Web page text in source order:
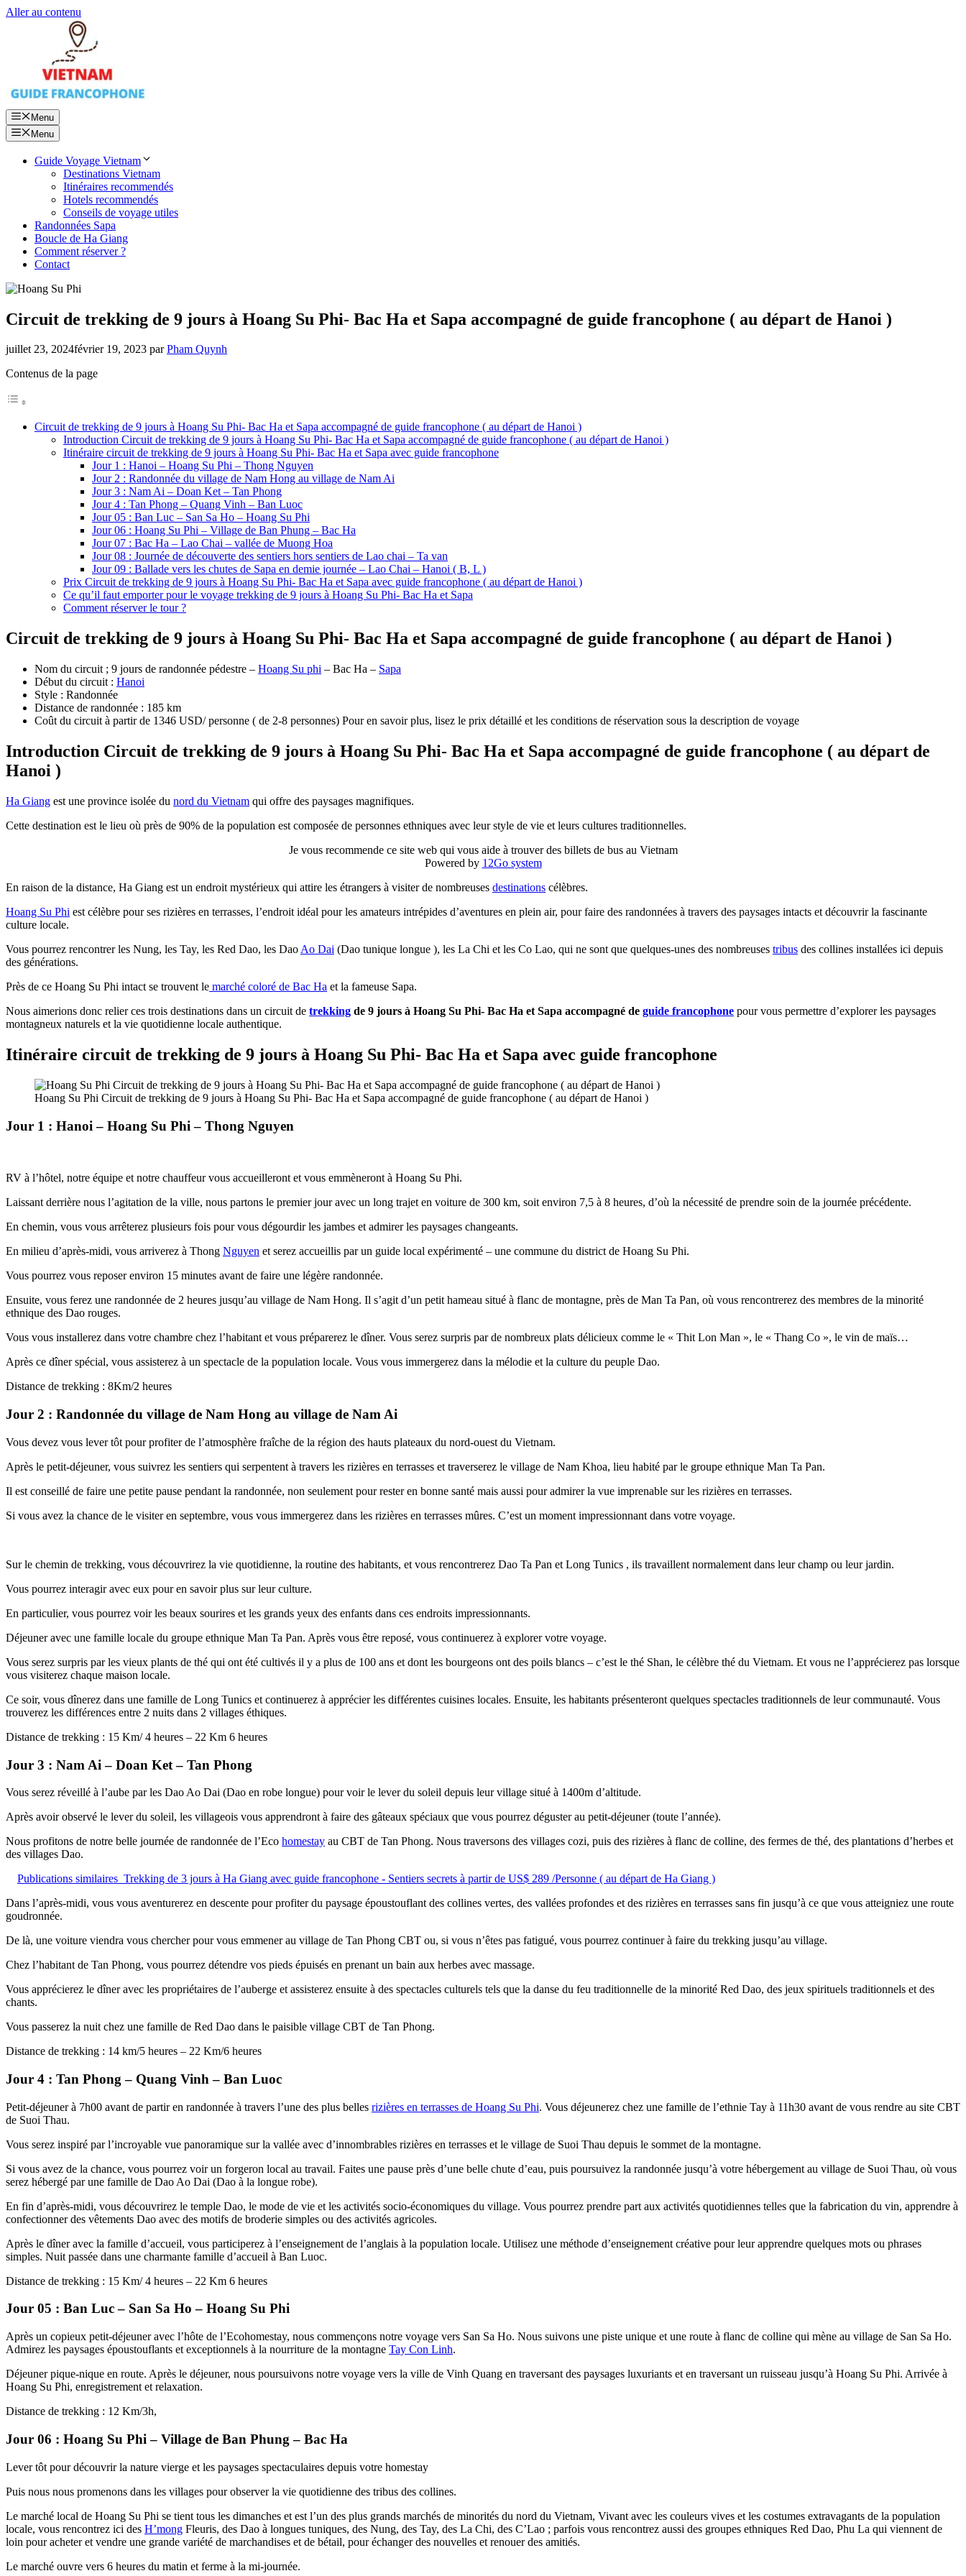
Aller au contenu
Menu
Menu
Guide Voyage Vietnam
Destinations Vietnam
Itinéraires recommendés
Hotels recommendés
Conseils de voyage utiles
Randonnées Sapa
Boucle de Ha Giang
Comment réserver ?
Contact
Circuit de trekking de 9 jours à Hoang Su Phi- Bac Ha et Sapa accompagné de guide francophone ( au départ de Hanoi )
juillet 23, 2024février 19, 2023 parPham Quynh
Contenus de la page
Circuit de trekking de 9 jours à Hoang Su Phi- Bac Ha et Sapa accompagné de guide francophone ( au départ de Hanoi )
Introduction Circuit de trekking de 9 jours à Hoang Su Phi- Bac Ha et Sapa accompagné de guide francophone ( au départ de Hanoi )
Itinéraire circuit de trekking de 9 jours à Hoang Su Phi- Bac Ha et Sapa avec guide francophone
Jour 1 : Hanoi – Hoang Su Phi – Thong Nguyen
Jour 2 : Randonnée du village de Nam Hong au village de Nam Ai
Jour 3 : Nam Ai – Doan Ket – Tan Phong
Jour 4 : Tan Phong – Quang Vinh – Ban Luoc
Jour 05 : Ban Luc – San Sa Ho – Hoang Su Phi
Jour 06 : Hoang Su Phi – Village de Ban Phung – Bac Ha
Jour 07 : Bac Ha – Lao Chai – vallée de Muong Hoa
Jour 08 : Journée de découverte des sentiers hors sentiers de Lao chai – Ta van
Jour 09 : Ballade vers les chutes de Sapa en demie journée – Lao Chai – Hanoi ( B, L )
Prix Circuit de trekking de 9 jours à Hoang Su Phi- Bac Ha et Sapa avec guide francophone ( au départ de Hanoi )
Ce qu’il faut emporter pour le voyage trekking de 9 jours à Hoang Su Phi- Bac Ha et Sapa
Comment réserver le tour ?
Circuit de trekking de 9 jours à Hoang Su Phi- Bac Ha et Sapa accompagné de guide francophone ( au départ de Hanoi )
Nom du circuit ; 9 jours de randonnée pédestre – Hoang Su phi – Bac Ha – Sapa
Début du circuit : Hanoi
Style : Randonnée
Distance de randonnée : 185 km
Coût du circuit à partir de 1346 USD/ personne ( de 2-8 personnes) Pour en savoir plus, lisez le prix détaillé et les conditions de réservation sous la description de voyage
Introduction Circuit de trekking de 9 jours à Hoang Su Phi- Bac Ha et Sapa accompagné de guide francophone ( au départ de
Hanoi )
Ha Giang est une province isolée du nord du Vietnam qui offre des paysages magnifiques.
Cette destination est le lieu où près de 90% de la population est composée de personnes ethniques avec leur style de vie et leurs cultures traditionnelles.
Je vous recommende ce site web qui vous aide à trouver des billets de bus au Vietnam
Powered by 12Go system
En raison de la distance, Ha Giang est un endroit mystérieux qui attire les étrangers à visiter de nombreuses destinations célèbres.
Hoang Su Phi est célèbre pour ses rizières en terrasses, l’endroit idéal pour les amateurs intrépides d’aventures en plein air, pour faire des randonnées à travers des paysages intacts et découvrir la fascinante
culture locale.
Vous pourrez rencontrer les Nung, les Tay, les Red Dao, les Dao Ao Dai (Dao tunique longue ), les La Chi et les Co Lao, qui ne sont que quelques-unes des nombreuses tribus des collines installées ici depuis
des générations.
Près de ce Hoang Su Phi intact se trouvent le marché coloré de Bac Ha et la fameuse Sapa.
Nous aimerions donc relier ces trois destinations dans un circuit de trekking de 9 jours à Hoang Su Phi- Bac Ha et Sapa accompagné de guide francophone pour vous permettre d’explorer les paysages
montagneux naturels et la vie quotidienne locale authentique.
Itinéraire circuit de trekking de 9 jours à Hoang Su Phi- Bac Ha et Sapa avec guide francophone
Hoang Su Phi Circuit de trekking de 9 jours à Hoang Su Phi- Bac Ha et Sapa accompagné de guide francophone ( au départ de Hanoi )
Jour 1 : Hanoi – Hoang Su Phi – Thong Nguyen
RV à l’hôtel, notre équipe et notre chauffeur vous accueilleront et vous emmèneront à Hoang Su Phi.
Laissant derrière nous l’agitation de la ville, nous partons le premier jour avec un long trajet en voiture de 300 km, soit environ 7,5 à 8 heures, d’où la nécessité de prendre soin de la journée précédente.
En chemin, vous vous arrêterez plusieurs fois pour vous dégourdir les jambes et admirer les paysages changeants.
En milieu d’après-midi, vous arriverez à Thong Nguyen et serez accueillis par un guide local expérimenté – une commune du district de Hoang Su Phi.
Vous pourrez vous reposer environ 15 minutes avant de faire une légère randonnée.
Ensuite, vous ferez une randonnée de 2 heures jusqu’au village de Nam Hong. Il s’agit d’un petit hameau situé à flanc de montagne, près de Man Ta Pan, où vous rencontrerez des membres de la minorité
ethnique des Dao rouges.
Vous vous installerez dans votre chambre chez l’habitant et vous préparerez le dîner. Vous serez surpris par de nombreux plats délicieux comme le « Thit Lon Man », le « Thang Co », le vin de maïs…
Après ce dîner spécial, vous assisterez à un spectacle de la population locale. Vous vous immergerez dans la mélodie et la culture du peuple Dao.
Distance de trekking : 8Km/2 heures
Jour 2 : Randonnée du village de Nam Hong au village de Nam Ai
Vous devez vous lever tôt pour profiter de l’atmosphère fraîche de la région des hauts plateaux du nord-ouest du Vietnam.
Après le petit-déjeuner, vous suivrez les sentiers qui serpentent à travers les rizières en terrasses et traverserez le village de Nam Khoa, lieu habité par le groupe ethnique Man Ta Pan.
Il est conseillé de faire une petite pause pendant la randonnée, non seulement pour rester en bonne santé mais aussi pour admirer la vue imprenable sur les rizières en terrasses.
Si vous avez la chance de le visiter en septembre, vous vous immergerez dans les rizières en terrasses mûres. C’est un moment impressionnant dans votre voyage.
Sur le chemin de trekking, vous découvrirez la vie quotidienne, la routine des habitants, et vous rencontrerez Dao Ta Pan et Long Tunics , ils travaillent normalement dans leur champ ou leur jardin.
Vous pourrez interagir avec eux pour en savoir plus sur leur culture.
En particulier, vous pourrez voir les beaux sourires et les grands yeux des enfants dans ces endroits impressionnants.
Déjeuner avec une famille locale du groupe ethnique Man Ta Pan. Après vous être reposé, vous continuerez à explorer votre voyage.
Vous serez surpris par les vieux plants de thé qui ont été cultivés il y a plus de 100 ans et dont les bourgeons ont des poils blancs – c’est le thé Shan, le célèbre thé du Vietnam. Et vous ne l’apprécierez pas lorsque
vous visiterez chaque maison locale.
Ce soir, vous dînerez dans une famille de Long Tunics et continuerez à apprécier les différentes cuisines locales. Ensuite, les habitants présenteront quelques spectacles traditionnels de leur communauté. Vous
trouverez les différences entre 2 nuits dans 2 villages éthiques.
Distance de trekking : 15 Km/ 4 heures – 22 Km 6 heures
Jour 3 : Nam Ai – Doan Ket – Tan Phong
Vous serez réveillé à l’aube par les Dao Ao Dai (Dao en robe longue) pour voir le lever du soleil depuis leur village situé à 1400m d’altitude.
Après avoir observé le lever du soleil, les villageois vous apprendront à faire des gâteaux spéciaux que vous pourrez déguster au petit-déjeuner (toute l’année).
Nous profitons de notre belle journée de randonnée de l’Eco homestay au CBT de Tan Phong. Nous traversons des villages cozi, puis des rizières à flanc de colline, des fermes de thé, des plantations d’herbes et
des villages Dao.
Publications similaires Trekking de 3 jours à Ha Giang avec guide francophone - Sentiers secrets à partir de US$ 289 /Personne ( au départ de Ha Giang )
Dans l’après-midi, vous vous aventurerez en descente pour profiter du paysage époustouflant des collines vertes, des vallées profondes et des rizières en terrasses sans fin jusqu’à ce que vous atteigniez une route
goudronnée.
De là, une voiture viendra vous chercher pour vous emmener au village de Tan Phong CBT ou, si vous n’êtes pas fatigué, vous pourrez continuer à faire du trekking jusqu’au village.
Chez l’habitant de Tan Phong, vous pourrez détendre vos pieds épuisés en prenant un bain aux herbes avec massage.
Vous apprécierez le dîner avec les propriétaires de l’auberge et assisterez ensuite à des spectacles culturels tels que la danse du feu traditionnelle de la minorité Red Dao, des jeux spirituels traditionnels et des
chants.
Vous passerez la nuit chez une famille de Red Dao dans le paisible village CBT de Tan Phong.
Distance de trekking : 14 km/5 heures – 22 Km/6 heures
Jour 4 : Tan Phong – Quang Vinh – Ban Luoc
Petit-déjeuner à 7h00 avant de partir en randonnée à travers l’une des plus belles rizières en terrasses de Hoang Su Phi. Vous déjeunerez chez une famille de l’ethnie Tay à 11h30 avant de vous rendre au site CBT
de Suoi Thau.
Vous serez inspiré par l’incroyable vue panoramique sur la vallée avec d’innombrables rizières en terrasses et le village de Suoi Thau depuis le sommet de la montagne.
Si vous avez de la chance, vous pourrez voir un forgeron local au travail. Faites une pause près d’une belle chute d’eau, puis poursuivez la randonnée jusqu’à votre hébergement au village de Suoi Thau, où vous
serez hébergé par une famille de Dao Ao Dai (Dao à la longue robe).
En fin d’après-midi, vous découvrirez le temple Dao, le mode de vie et les activités socio-économiques du village. Vous pourrez prendre part aux activités quotidiennes telles que la fabrication du vin, apprendre à
confectionner des vêtements Dao avec des motifs de broderie simples ou des activités agricoles.
Après le dîner avec la famille d’accueil, vous participerez à l’enseignement de l’anglais à la population locale. Utilisez une méthode d’enseignement créative pour leur apprendre quelques mots ou phrases
simples. Nuit passée dans une charmante famille d’accueil à Ban Luoc.
Distance de trekking : 15 Km/ 4 heures – 22 Km 6 heures
Jour 05 : Ban Luc – San Sa Ho – Hoang Su Phi
Après un copieux petit-déjeuner avec l’hôte de l’Ecohomestay, nous commençons notre voyage vers San Sa Ho. Nous suivons une piste unique et une route à flanc de colline qui mène au village de San Sa Ho.
Admirez les paysages époustouflants et exceptionnels à la nourriture de la montagne Tay Con Linh.
Déjeuner pique-nique en route. Après le déjeuner, nous poursuivons notre voyage vers la ville de Vinh Quang en traversant des paysages luxuriants et en traversant un ruisseau jusqu’à Hoang Su Phi. Arrivée à
Hoang Su Phi, enregistrement et relaxation.
Distance de trekking : 12 Km/3h,
Jour 06 : Hoang Su Phi – Village de Ban Phung – Bac Ha
Lever tôt pour découvrir la nature vierge et les paysages spectaculaires depuis votre homestay
Puis nous nous promenons dans les villages pour observer la vie quotidienne des tribus des collines.
Le marché local de Hoang Su Phi se tient tous les dimanches et est l’un des plus grands marchés de minorités du nord du Vietnam, Vivant avec les couleurs vives et les costumes extravagants de la population
locale, vous rencontrez ici des H’mong Fleuris, des Dao à longues tuniques, des Nung, des Tay, des La Chi, des C’Lao ; parfois vous rencontrez aussi des groupes ethniques Red Dao, Phu La qui viennent de
loin pour acheter et vendre une grande variété de marchandises et de bétail, pour échanger des nouvelles et renouer des amitiés.
Le marché ouvre vers 6 heures du matin et ferme à la mi-journée.